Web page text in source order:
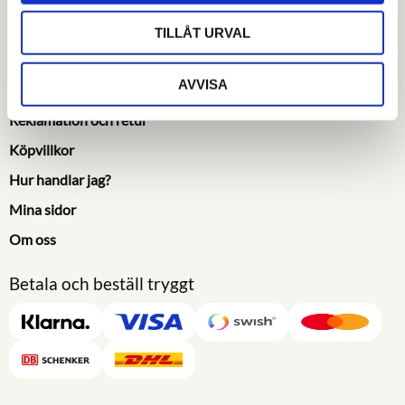
TILLÅT URVAL
AVVISA
Information & kundtjänst
Kundtjänst
Reklamation och retur
Köpvillkor
Hur handlar jag?
Mina sidor
Om oss
Betala och beställ tryggt